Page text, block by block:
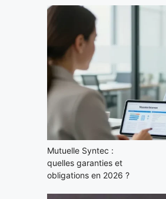
Mutuelle Syntec :
quelles garanties et
obligations en 2026 ?